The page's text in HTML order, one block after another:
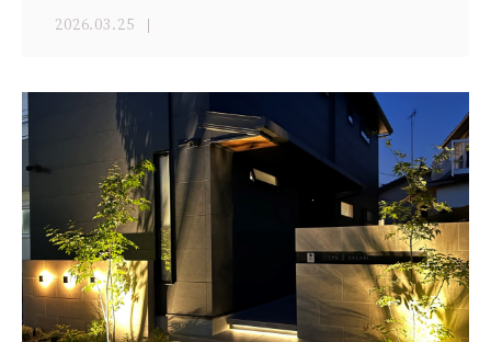
2026.03.25